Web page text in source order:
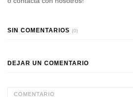
SIN COMENTARIOS (0)
DEJAR UN COMENTARIO